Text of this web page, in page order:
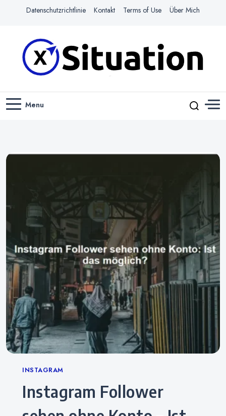
Datenschutzrichtlinie Kontakt Terms of Use Über Mich
X-SITUATION
Menu
Categories
INSTAGRAM
Instagram Follower